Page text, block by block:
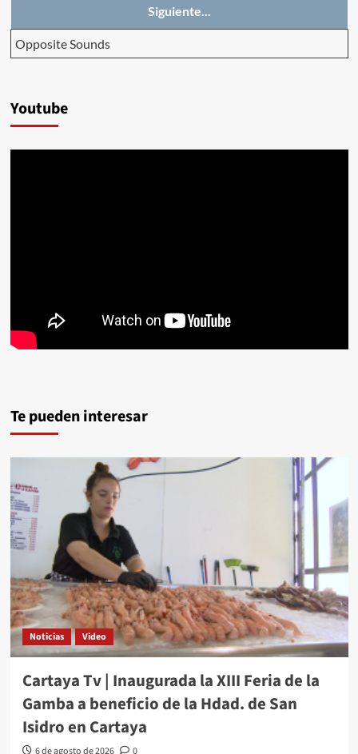
Siguiente...
Opposite Sounds
Youtube
Te pueden interesar
Noticias Video
Cartaya Tv | Inaugurada la XIII Feria de la
Gamba a beneficio de la Hdad. de San
Isidro en Cartaya
6 de agosto de 2026 0